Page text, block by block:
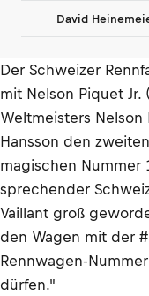
David
Der Schweizer
mit Nelson Piquet
Weltmeisters
Hansson den
magischen Nummer
sprechender
Vaillant groß
den Wagen mit der
Rennwagen-
dürfen."